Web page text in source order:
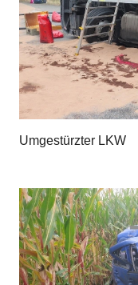
Umgestürzter LKW